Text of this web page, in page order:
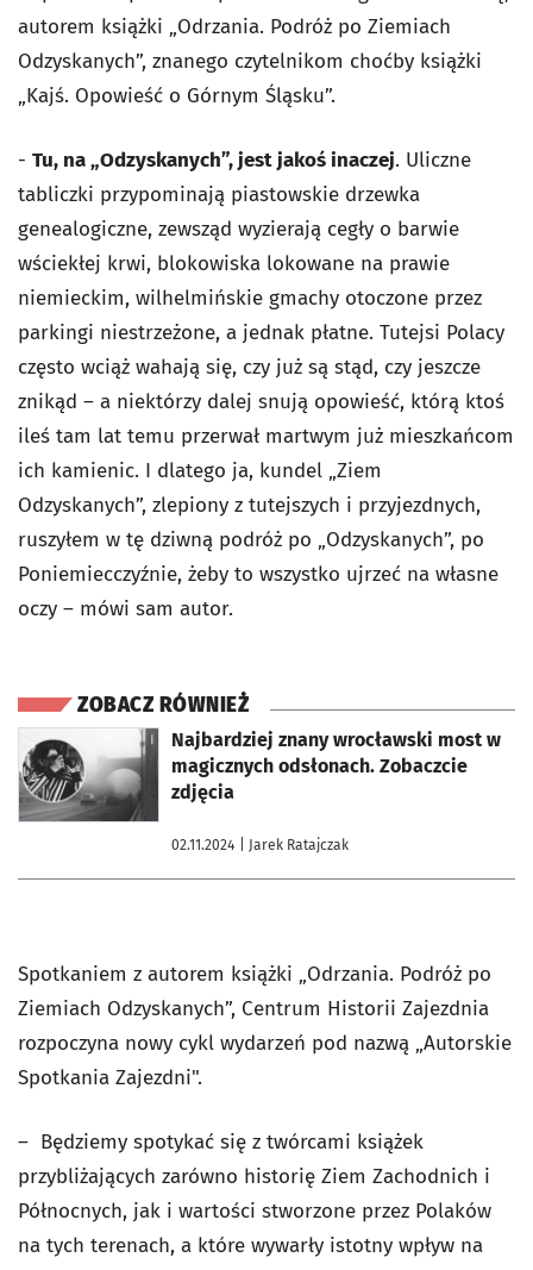
autorem książki „Odrzania. Podróż po Ziemiach
Odzyskanych”, znanego czytelnikom choćby książki
„Kajś. Opowieść o Górnym Śląsku”.
- Tu, na „Odzyskanych”, jest jakoś inaczej. Uliczne
tabliczki przypominają piastowskie drzewka
genealogiczne, zewsząd wyzierają cegły o barwie
wściekłej krwi, blokowiska lokowane na prawie
niemieckim, wilhelmińskie gmachy otoczone przez
parkingi niestrzeżone, a jednak płatne. Tutejsi Polacy
często wciąż wahają się, czy już są stąd, czy jeszcze
znikąd – a niektórzy dalej snują opowieść, którą ktoś
ileś tam lat temu przerwał martwym już mieszkańcom
ich kamienic. I dlatego ja, kundel „Ziem
Odzyskanych”, zlepiony z tutejszych i przyjezdnych,
ruszyłem w tę dziwną podróż po „Odzyskanych”, po
Poniemiecczyźnie, żeby to wszystko ujrzeć na własne
oczy – mówi sam autor.
ZOBACZ RÓWNIEŻ
Najbardziej znany wrocławski most w
magicznych odsłonach. Zobaczcie
zdjęcia
02.11.2024 | Jarek Ratajczak
otworzy się w nowej karcie
Spotkaniem z autorem książki „Odrzania. Podróż po
Ziemiach Odzyskanych”, Centrum Historii Zajezdnia
rozpoczyna nowy cykl wydarzeń pod nazwą „Autorskie
Spotkania Zajezdni".
– Będziemy spotykać się z twórcami książek
przybliżających zarówno historię Ziem Zachodnich i
Północnych, jak i wartości stworzone przez Polaków
na tych terenach, a które wywarły istotny wpływ na